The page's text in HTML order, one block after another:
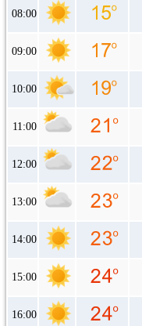
08:00
09:00
10:00
11:00
12:00
13:00
14:00
15:00
16:00